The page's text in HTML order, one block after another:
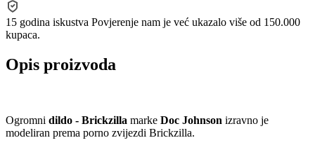
15 godina iskustva Povjerenje nam je već ukazalo više od 150.000
kupaca.
Opis proizvoda
Ogromni dildo - Brickzilla marke Doc Johnson izravno je
modeliran prema porno zvijezdi Brickzilla.